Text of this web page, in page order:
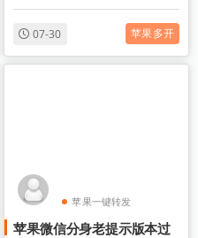
震撼来袭
07-30 苹果多开
苹果一键转发
苹果TF微信多开
苹果微信分身老提示版本过